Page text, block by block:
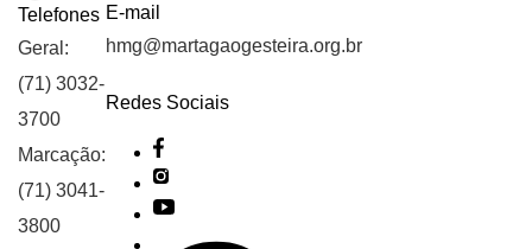
Telefones
Geral:
(71) 3032-
3700
Marcação:
(71) 3041-
3800
E-mail
hmg@martagaogesteira.org.br
Redes Sociais